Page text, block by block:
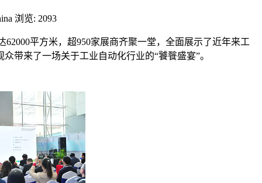
浏览: 2093
62000平方米，超950家展商齐聚一堂，全面展示了近年来工
带来了一场关于工业自动化行业的“饕餮盛宴”。